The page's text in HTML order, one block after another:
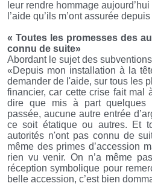
leur rendre hommage
l’aide qu’ils m’ont assurée
« Toutes les promesses des
connu de suite»
Abordant le sujet des
«Depuis mon installation à la
demander de l'aide, sur tous les
financier, car cette crise fait mal
dire que mis à part quelques
passée, aucune autre entrée
ce soit étatique ou autres. Et
autorités n'ont pas connu de
même des primes d’accession
rien vu venir. On n’a même
réception symbolique pour
belle accession, c’est bien